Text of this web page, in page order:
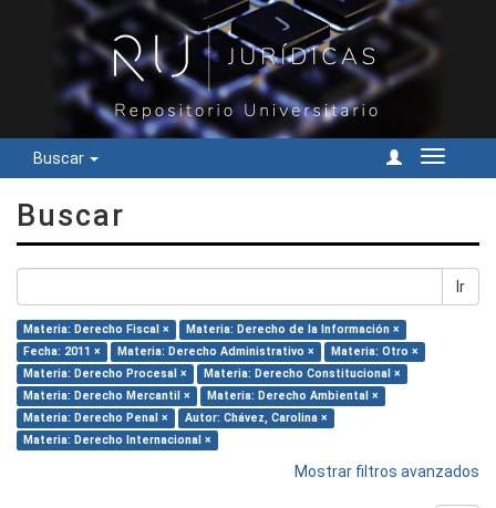
Buscar
Cambiar
Buscar
Ir
Materia: Derecho Fiscal ×
Materia: Derecho de la Información ×
Fecha: 2011 ×
Materia: Derecho Administrativo ×
Materia: Otro ×
Materia: Derecho Procesal ×
Materia: Derecho Constitucional ×
Materia: Derecho Mercantil ×
Materia: Derecho Ambiental ×
Materia: Derecho Penal ×
Autor: Chávez, Carolina ×
Materia: Derecho Internacional ×
Mostrar filtros avanzados